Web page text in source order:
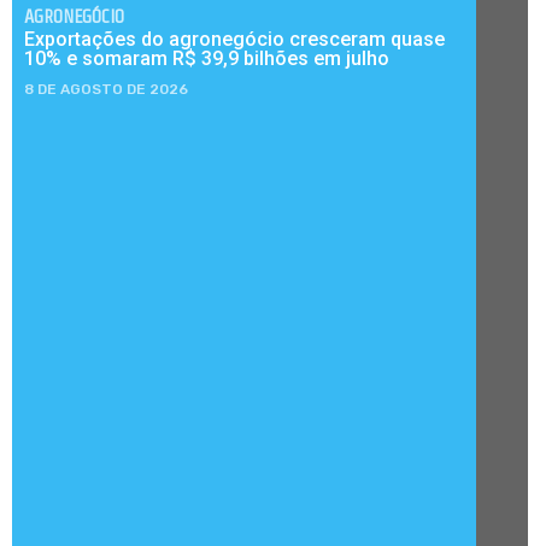
AGRONEGÓCIO
Exportações do agronegócio cresceram quase
10% e somaram R$ 39,9 bilhões em julho
8 DE AGOSTO DE 2026